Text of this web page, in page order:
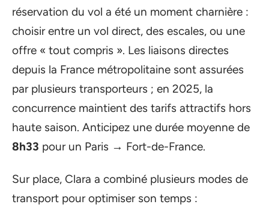
réservation du vol a été un moment charnière :
choisir entre un vol direct, des escales, ou une
offre « tout compris ». Les liaisons directes
depuis la France métropolitaine sont assurées
par plusieurs transporteurs ; en 2025, la
concurrence maintient des tarifs attractifs hors
haute saison. Anticipez une durée moyenne de
8h33 pour un Paris → Fort-de-France.
Sur place, Clara a combiné plusieurs modes de
transport pour optimiser son temps :